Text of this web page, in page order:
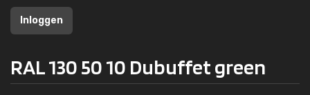
Inloggen
RAL 130 50 10 Dubuffet green